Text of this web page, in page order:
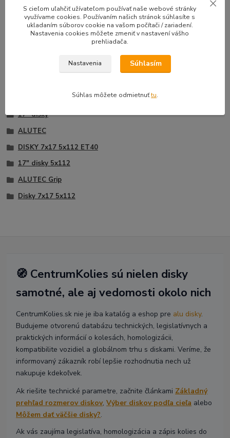
33,50 EUR/sada
27,24 EURbez DPH
Na sklade |
Doprava zadarmo
Pridať do košíka
39,90
32,44 EUR
Tovar zaradený v kategóriách
17" disky
ALUTEC
DISKY 7x17 5x112 ET40
17" disky 5x112
ALUTEC Grip
Disky 7x17 5x112
🧭 CentrumKolies sú nielen disky
samotné, ale aj vedomosti okolo nich
CentrumKolies.sk nie je iba katalóg a eshop pre alu disky.
Budujeme otvorenú databázu technických, legislatívnych a
praktických informácií o kolesách, homologizácii,
kompatibilite vozidiel a globálnom trhu s diskami. Veríme, že
informovaný zákazník robí lepšie rozhodnutia nech už
nakupuje kdekoľvek.
Ak riešite technické parametre, začnite článkami Základný
prehľad rozmerov diskov,Výber diskov podľa cieľa alebo
Môžem dať väčšie disky?.
Ak vás zaujíma legislatíva, homologizácia a zápis kolies do
S cieľom uľahčiť užívateľom používať naše webové stránky
využívame cookies. Používaním našich stránok súhlasíte s
ukladaním súborov cookie na vašom počítači / zariadení.
Nastavenia cookies môžete zmeniť v nastavení vášho
prehliadača.
Nastavenia Súhlasím
Súhlas môžete odmietnuťtu.